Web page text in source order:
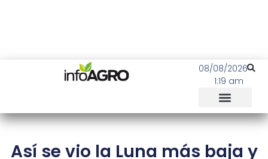
08/08/2026
1:19 am
Así se vio la Luna más baja y